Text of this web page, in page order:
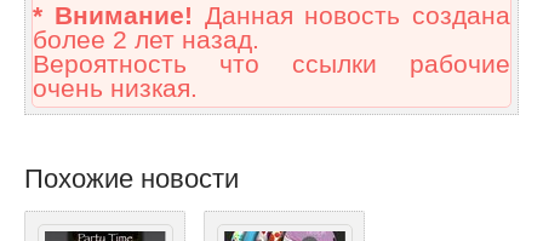
* Внимание! Данная новость создана
более 2 лет назад.
Вероятность что ссылки рабочие
очень низкая.
Похожие новости